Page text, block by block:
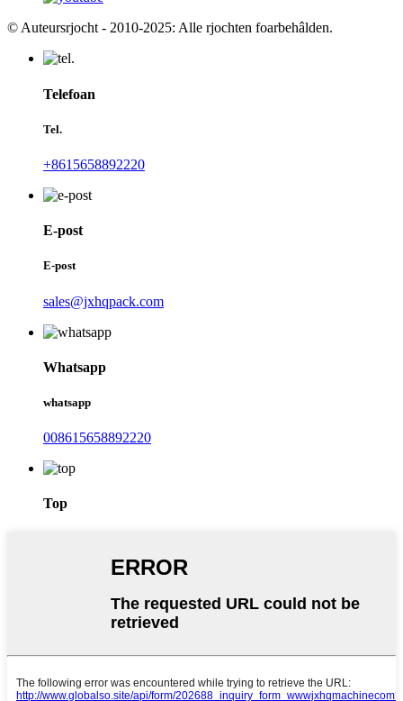
© Auteursrjocht - 2010-2025: Alle rjochten foarbehâlden.
Telefoan
Tel.
+8615658892220
E-post
E-post
sales@jxhqpack.com
Whatsapp
whatsapp
008615658892220
Top